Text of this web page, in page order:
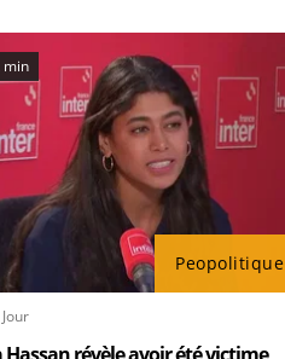
Peopolitique
min